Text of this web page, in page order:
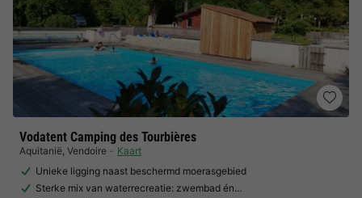
Vodatent Camping des Tourbières
Aquitanië, Vendoire
Kaart
Unieke ligging naast beschermd moerasgebied
Sterke mix van waterrecreatie: zwembad én…